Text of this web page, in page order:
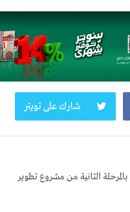
شارك على تويتر
الثانية من مشروع تطوير